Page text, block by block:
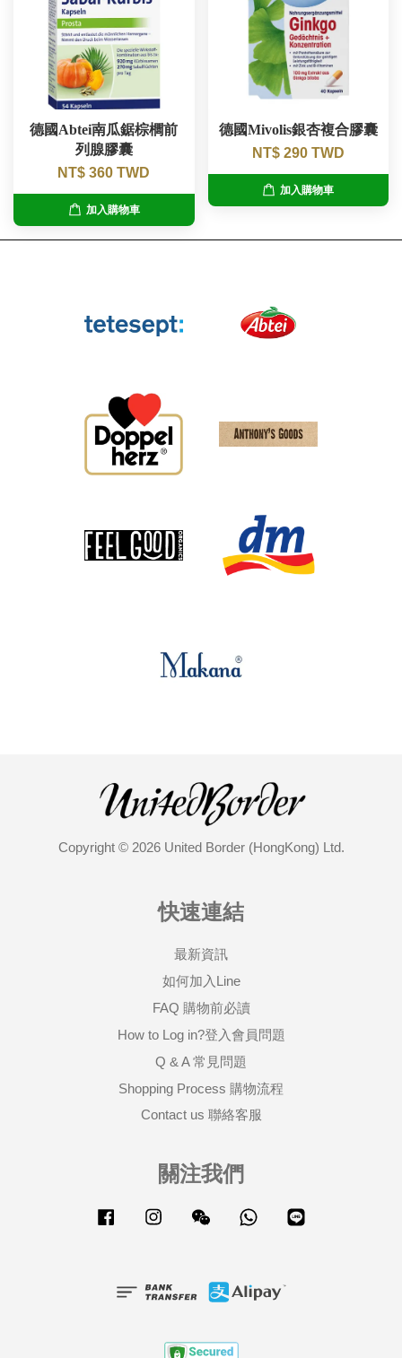
德國Abtei南瓜鋸棕櫚前
列腺膠囊
NT$ 360 TWD
加入購物車
德國Mivolis銀杏複合膠囊
NT$ 290 TWD
加入購物車
Copyright © 2026 United Border (HongKong) Ltd.
快速連結
最新資訊
如何加入Line
FAQ 購物前必讀
How to Log in?登入會員問題
Q & A 常見問題
Shopping Process 購物流程
Contact us 聯絡客服
關注我們
Facebook Instagram Wechat Whatsapp